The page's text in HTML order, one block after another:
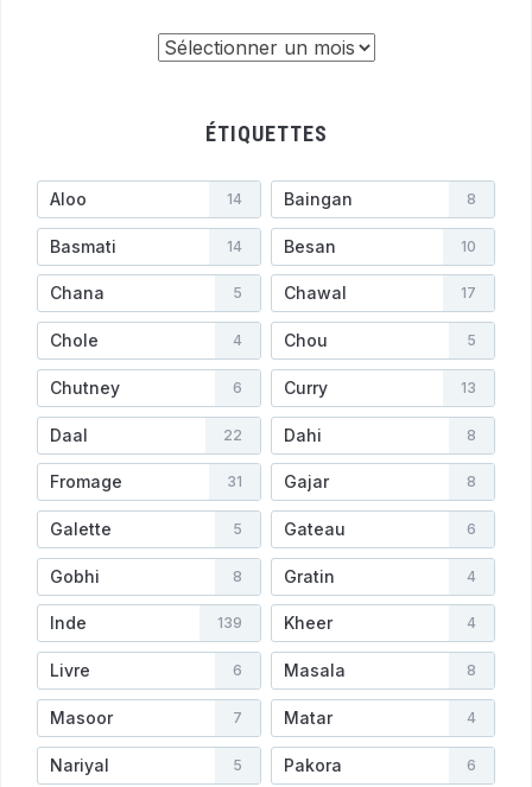
ÉTIQUETTES
Aloo 14 Baingan 8
Basmati 14 Besan 10
Chana 5 Chawal 17
Chole 4 Chou 5
Chutney 6 Curry 13
Daal 22 Dahi 8
Fromage 31 Gajar 8
Galette 5 Gateau 6
Gobhi 8 Gratin 4
Inde 139 Kheer 4
Livre 6 Masala 8
Masoor 7 Matar 4
Nariyal 5 Pakora 6